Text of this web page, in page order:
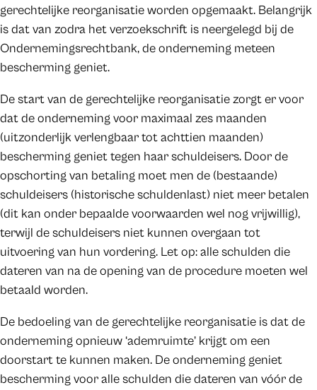
gerechtelijke reorganisatie worden opgemaakt. Belangrijk
is dat van zodra het verzoekschrift is neergelegd bij de
Ondernemingsrechtbank, de onderneming meteen
bescherming geniet.
De start van de gerechtelijke reorganisatie zorgt er voor
dat de onderneming voor maximaal zes maanden
(uitzonderlijk verlengbaar tot achttien maanden)
bescherming geniet tegen haar schuldeisers. Door de
opschorting van betaling moet men de (bestaande)
schuldeisers (historische schuldenlast) niet meer betalen
(dit kan onder bepaalde voorwaarden wel nog vrijwillig),
terwijl de schuldeisers niet kunnen overgaan tot
uitvoering van hun vordering. Let op: alle schulden die
dateren van na de opening van de procedure moeten wel
betaald worden.
De bedoeling van de gerechtelijke reorganisatie is dat de
onderneming opnieuw ‘ademruimte’ krijgt om een
doorstart te kunnen maken. De onderneming geniet
bescherming voor alle schulden die dateren van vóór de